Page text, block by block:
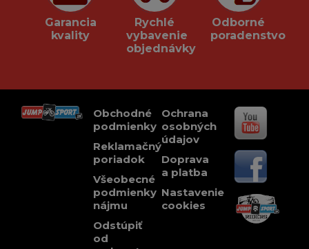
Garancia
kvality
Rychlé
vybavenie
objednávky
Odborné
poradenstvo
Obchodné
podmienky
Reklamačný
poriadok
Všeobecné
podmienky
nájmu
Odstúpiť
od
Ochrana
osobných
údajov
Doprava
a platba
Nastavenie
cookies